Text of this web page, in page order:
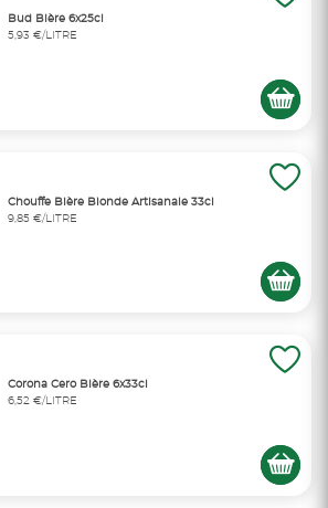
Bud Bière 6x25cl
5,93 €/LITRE
Chouffe Bière Blonde Artisanale 33cl
9,85 €/LITRE
Corona Cero Bière 6x33cl
6,52 €/LITRE